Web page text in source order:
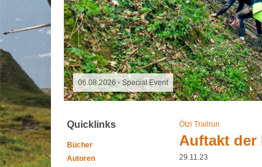
06.08.2026 - Special Event
Quicklinks
Bücher
Autoren
Ötzi Trailrun
Auftakt der
29.11.23